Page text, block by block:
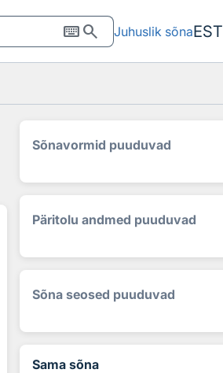
keyboardsearch Juhuslik sõnaEST
Sõnavormid puuduvad
Päritolu andmed puuduvad
Sõna seosed puuduvad
Sama sõna